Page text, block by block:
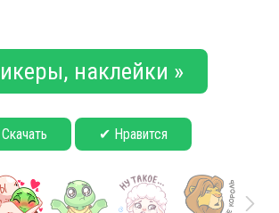
наклейки »
✔ Нравится